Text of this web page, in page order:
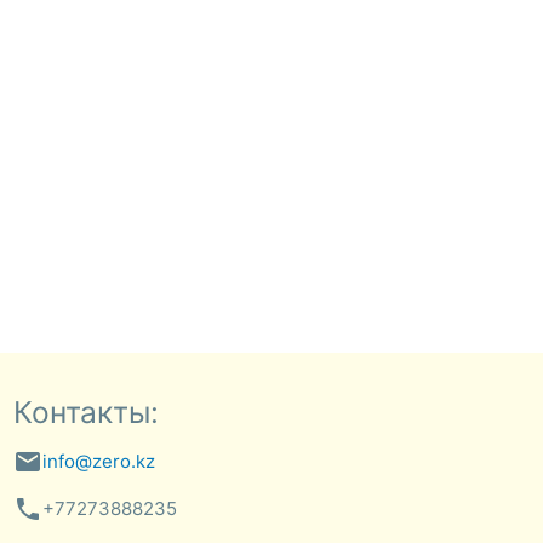
Контакты:
emailinfo@zero.kz
phone +77273888235